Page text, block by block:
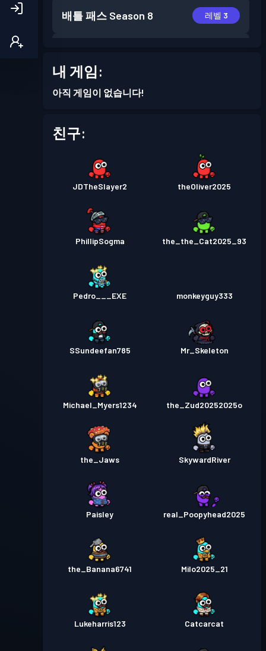
배틀 패스 Season 8 레벨 3
내 게임:
아직 게임이 없습니다!
친구:
JDTheSlayer2 theOliver2025
PhillipSogma the_the_Cat2025_93
Pedro___EXE monkeyguy333
SSundeefan785 Mr_Skeleton
Michael_Myers1234 the_Zud20252025o
the_Jaws SkywardRiver
Paisley real_Poopyhead2025
the_Banana6741 Milo2025_21
Lukeharris123 Catcarcat